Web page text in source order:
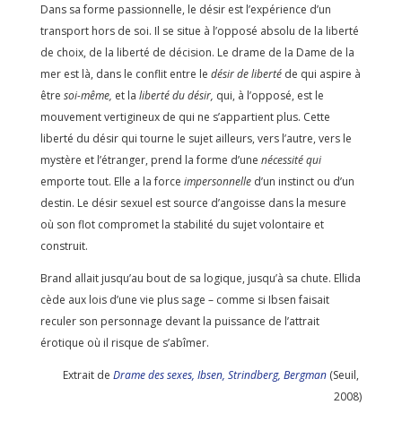
Dans sa forme passionnelle, le désir est l’expérience d’un
transport hors de soi. Il se situe à l’opposé absolu de la liberté
de choix, de la liberté de décision. Le drame de la Dame de la
mer est là, dans le conflit entre le désir de liberté de qui aspire à
être soi-même, et la liberté du désir, qui, à l’opposé, est le
mouvement vertigineux de qui ne s’appartient plus. Cette
liberté du désir qui tourne le sujet ailleurs, vers l’autre, vers le
mystère et l’étranger, prend la forme d’une nécessité qui
emporte tout. Elle a la force impersonnelle d’un instinct ou d’un
destin. Le désir sexuel est source d’angoisse dans la mesure
où son flot compromet la stabilité du sujet volontaire et
construit.
Brand allait jusqu’au bout de sa logique, jusqu’à sa chute. Ellida
cède aux lois d’une vie plus sage – comme si Ibsen faisait
reculer son personnage devant la puissance de l’attrait
érotique où il risque de s’abîmer.
Extrait deDrame des sexes, Ibsen, Strindberg, Bergman (Seuil,
2008)